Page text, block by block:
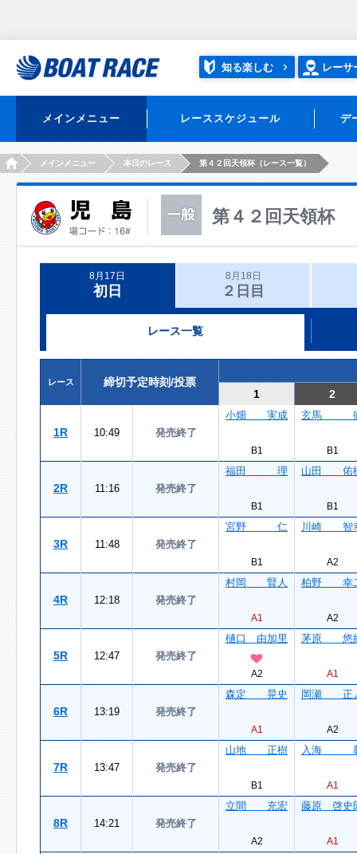
知る楽しむ レーサ
メインメニュー レーススケジュール デ
HOMEメインメニュー 本日のレース 第４２回天領杯（レース一覧）
第４２回天領杯
8月17日
初日
8月18日
２日目
レース一覧
レース
締切予定時刻/投票
1
2
1R 10:49 発売終了
小畑 実成
B1
玄馬
B1
2R 11:16 発売終了
福田 理
B1
山田 佑
B1
3R 11:48 発売終了
宮野 仁
B1
川崎 智
A2
4R 12:18 発売終了
村岡 賢人
A1
柏野 幸
A2
5R 12:47 発売終了
樋口 由加里
A2
茅原 悠
A1
6R 13:19 発売終了
森定 晃史
A1
岡瀬 正
A2
7R 13:47 発売終了
山地 正樹
B1
入海
A1
8R 14:21 発売終了
立間 充宏
A2
藤原 啓史
A1